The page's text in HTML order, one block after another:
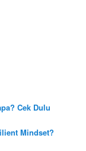
Cek Dulu
Mindset?